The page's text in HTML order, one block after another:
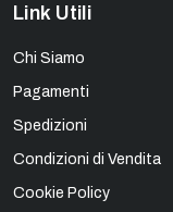
Link Utili
Chi Siamo
Pagamenti
Spedizioni
Condizioni di Vendita
Cookie Policy